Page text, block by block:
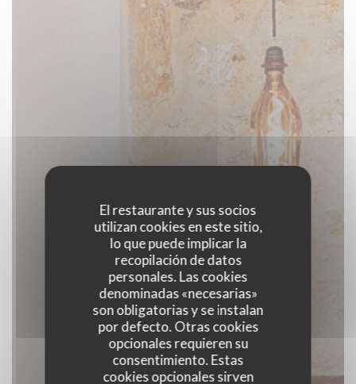
El restaurante y sus socios
utilizan cookies en este sitio,
lo que puede implicar la
recopilación de datos
personales. Las cookies
denominadas «necesarias»
son obligatorias y se instalan
por defecto. Otras cookies
opcionales requieren su
consentimiento. Estas
cookies opcionales sirven